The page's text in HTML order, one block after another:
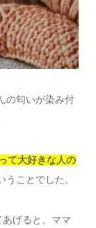
の匂いが染み付
て大好きな人の
うことでした。
げると、ママ